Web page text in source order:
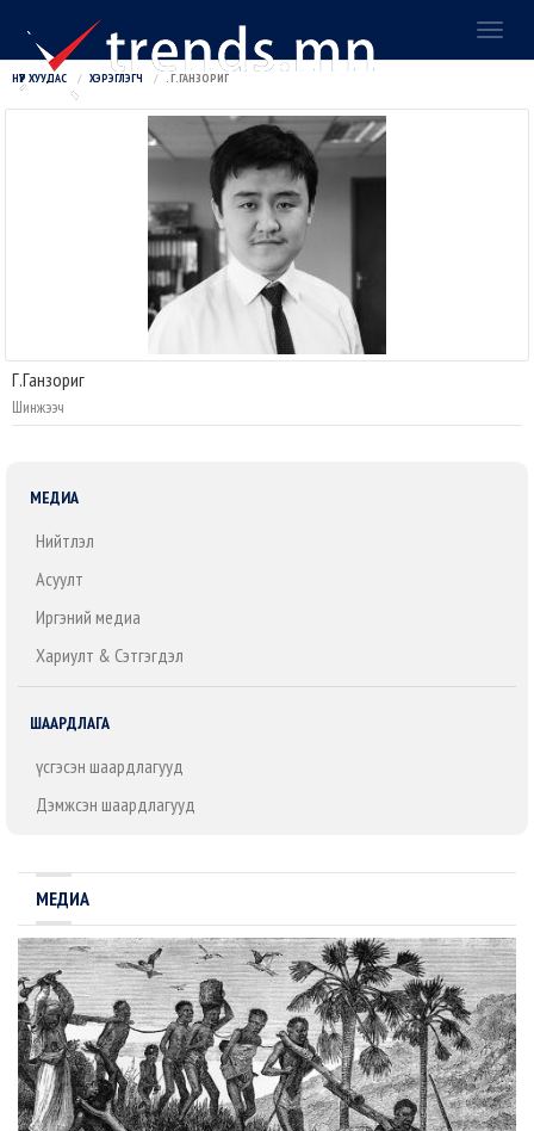
НҮҮР ХУУДАС ХЭРЭГЛЭГЧ . Г.ГАНЗОРИГ
Г.Ганзориг
Шинжээч
МЕДИА
Нийтлэл
Асуулт
Иргэний медиа
Хариулт & Сэтгэгдэл
ШААРДЛАГА
Үүсгэсэн шаардлагууд
Дэмжсэн шаардлагууд
МЕДИА